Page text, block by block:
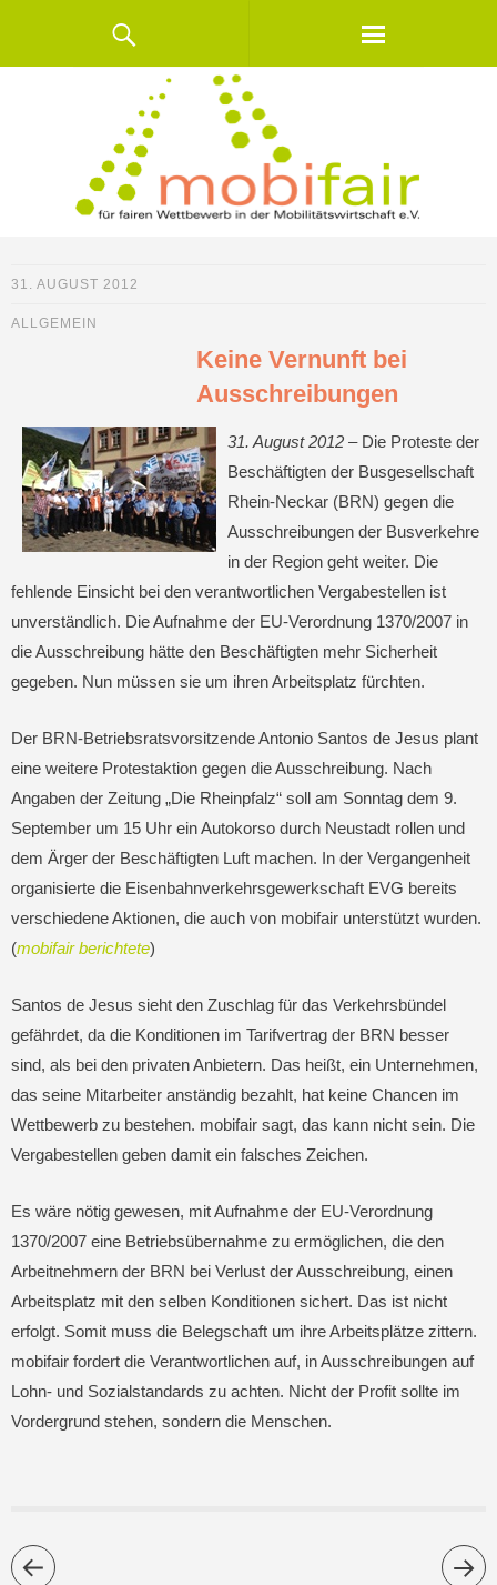
31. AUGUST 2012
ALLGEMEIN
Keine Vernunft bei
Ausschreibungen
31. August 2012 –Die Proteste der
Beschäftigten der Busgesellschaft
Rhein-Neckar (BRN) gegen die
Ausschreibungen der Busverkehre
in der Region geht weiter. Die
fehlende Einsicht bei den verantwortlichen Vergabestellen ist
unverständlich. Die Aufnahme der EU-Verordnung 1370/2007 in
die Ausschreibung hätte den Beschäftigten mehr Sicherheit
gegeben. Nun müssen sie um ihren Arbeitsplatz fürchten.
Der BRN-Betriebsratsvorsitzende Antonio Santos de Jesus plant
eine weitere Protestaktion gegen die Ausschreibung. Nach
Angaben der Zeitung „Die Rheinpfalz“ soll am Sonntag dem 9.
September um 15 Uhr ein Autokorso durch Neustadt rollen und
dem Ärger der Beschäftigten Luft machen. In der Vergangenheit
organisierte die Eisenbahnverkehrsgewerkschaft EVG bereits
verschiedene Aktionen, die auch von mobifair unterstützt wurden.
(mobifair berichtete)
Santos de Jesus sieht den Zuschlag für das Verkehrsbündel
gefährdet, da die Konditionen im Tarifvertrag der BRN besser
sind, als bei den privaten Anbietern. Das heißt, ein Unternehmen,
das seine Mitarbeiter anständig bezahlt, hat keine Chancen im
Wettbewerb zu bestehen. mobifair sagt, das kann nicht sein. Die
Vergabestellen geben damit ein falsches Zeichen.
Es wäre nötig gewesen, mit Aufnahme der EU-Verordnung
1370/2007 eine Betriebsübernahme zu ermöglichen, die den
Arbeitnehmern der BRN bei Verlust der Ausschreibung, einen
Arbeitsplatz mit den selben Konditionen sichert. Das ist nicht
erfolgt. Somit muss die Belegschaft um ihre Arbeitsplätze zittern.
mobifair fordert die Verantwortlichen auf, in Ausschreibungen auf
Lohn- und Sozialstandards zu achten. Nicht der Profit sollte im
Vordergrund stehen, sondern die Menschen.